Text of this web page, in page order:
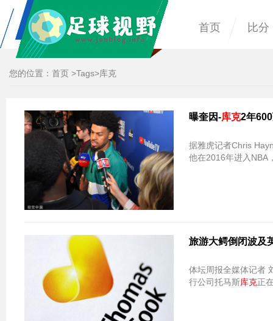
首页 比分
您的位置： 首页 >Tags>库克
曝奎因-库克2年
据雅虎记者Chris
他在2016年进入NBA
旅游大鳄倒闭波及
体坛周报全媒体记者
行公司托马斯库克正